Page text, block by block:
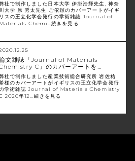
社で制作しました日本大学 伊掛浩輝先生, 神奈
川大学 原 秀太先生 ご依頼のカバーアートがイギ
リスの王立化学会発行の学術雑誌 Journal of
Materials Chemi…続きを見る
文雑誌「Journal of Materials
C」のカバーアートを…
社で制作しました産業技術総合研究所 岩佐祐
様のカバーアートがイギリスの王立化学会発行
学術雑誌 Journal of Materials Chemistry
2020年12…続きを見る